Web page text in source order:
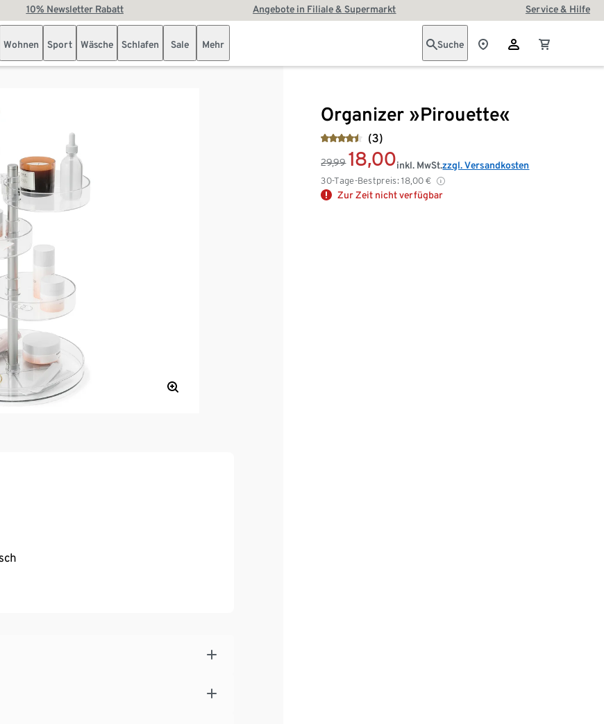
10% Newsletter Rabatt Angebote in Filiale & Supermarkt Service & Hilfe
Wohnen Sport Wäsche Schlafen Sale Mehr Suche
Organizer »Pirouette«
(3)
29,99 18,00
30-Tage-Bestpreis: 18,00 €
inkl. MwSt.zzgl. Versandkosten
Zur Zeit nicht verfügbar